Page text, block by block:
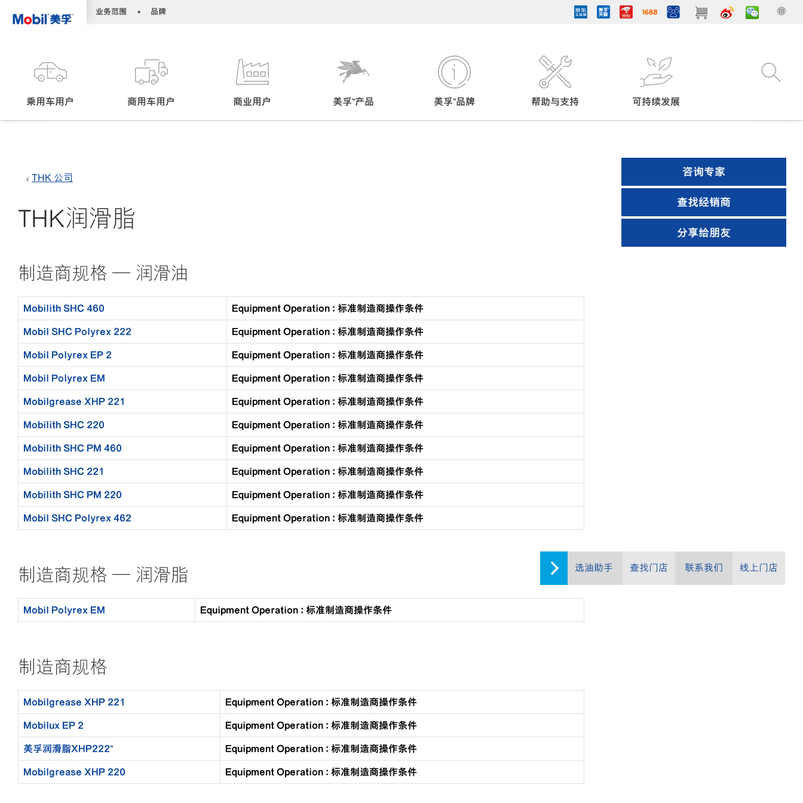
业务范围 • 品牌
乘用车用户 商用车用户 商业用户 美孚™产品 美孚™品牌 帮助与支持 可持续发展
选油助手 查找门店 联系我们 线上门店
THK 公司
THK润滑脂
制造商规格 — 润滑油
Mobilith SHC 460 Equipment Operation : 标准制造商操作条件
Mobil SHC Polyrex 222 Equipment Operation : 标准制造商操作条件
Mobil Polyrex EP 2 Equipment Operation : 标准制造商操作条件
Mobil Polyrex EM Equipment Operation : 标准制造商操作条件
Mobilgrease XHP 221 Equipment Operation : 标准制造商操作条件
Mobilith SHC 220 Equipment Operation : 标准制造商操作条件
Mobilith SHC PM 460 Equipment Operation : 标准制造商操作条件
Mobilith SHC 221 Equipment Operation : 标准制造商操作条件
Mobilith SHC PM 220 Equipment Operation : 标准制造商操作条件
Mobil SHC Polyrex 462 Equipment Operation : 标准制造商操作条件
制造商规格 — 润滑脂
Mobil Polyrex EM Equipment Operation : 标准制造商操作条件
制造商规格
Mobilgrease XHP 221 Equipment Operation : 标准制造商操作条件
Mobilux EP 2 Equipment Operation : 标准制造商操作条件
美孚润滑脂XHP222™ Equipment Operation : 标准制造商操作条件
Mobilgrease XHP 220 Equipment Operation : 标准制造商操作条件
咨询专家
查找经销商
分享给朋友